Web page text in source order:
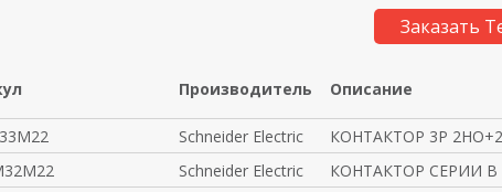
Заказать
Производитель Описание
Schneider Electric КОНТАКТОР 3P
Schneider Electric КОНТАКТОР СЕРИИ В